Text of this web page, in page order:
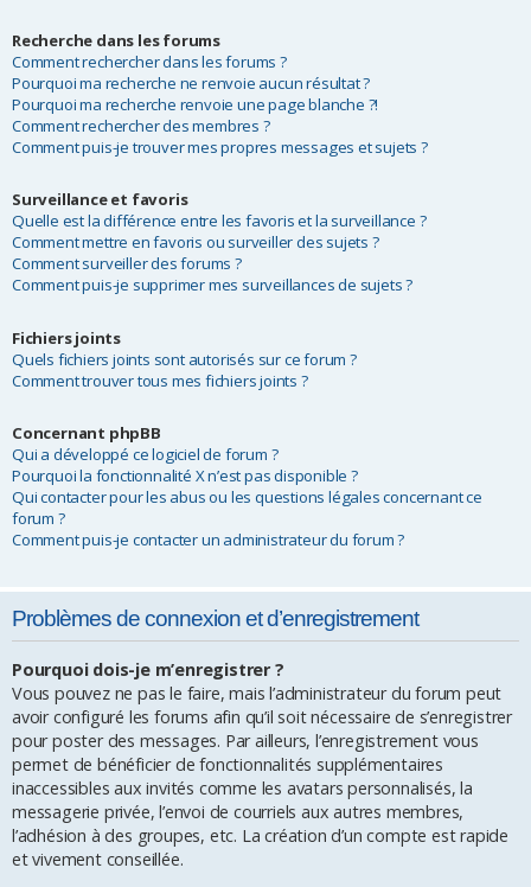
Recherche dans les forums
Comment rechercher dans les forums ?
Pourquoi ma recherche ne renvoie aucun résultat ?
Pourquoi ma recherche renvoie une page blanche ?!
Comment rechercher des membres ?
Comment puis-je trouver mes propres messages et sujets ?
Surveillance et favoris
Quelle est la différence entre les favoris et la surveillance ?
Comment mettre en favoris ou surveiller des sujets ?
Comment surveiller des forums ?
Comment puis-je supprimer mes surveillances de sujets ?
Fichiers joints
Quels fichiers joints sont autorisés sur ce forum ?
Comment trouver tous mes fichiers joints ?
Concernant phpBB
Qui a développé ce logiciel de forum ?
Pourquoi la fonctionnalité X n’est pas disponible ?
Qui contacter pour les abus ou les questions légales concernant ce
forum ?
Comment puis-je contacter un administrateur du forum ?
Problèmes de connexion et d’enregistrement
Pourquoi dois-je m’enregistrer ?
Vous pouvez ne pas le faire, mais l’administrateur du forum peut
avoir configuré les forums afin qu’il soit nécessaire de s’enregistrer
pour poster des messages. Par ailleurs, l’enregistrement vous
permet de bénéficier de fonctionnalités supplémentaires
inaccessibles aux invités comme les avatars personnalisés, la
messagerie privée, l’envoi de courriels aux autres membres,
l’adhésion à des groupes, etc. La création d’un compte est rapide
et vivement conseillée.